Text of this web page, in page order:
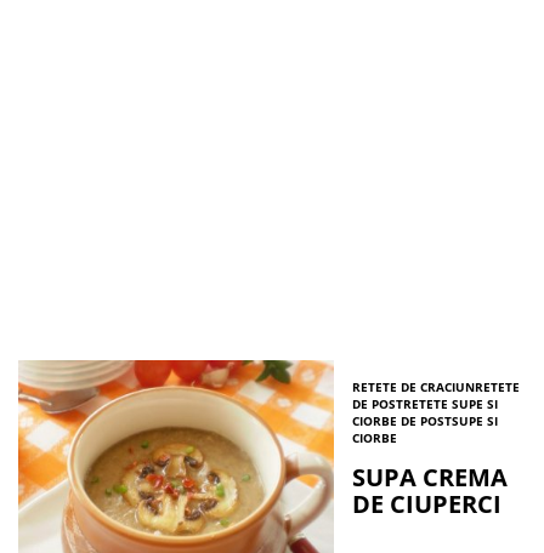
RETETE DE CRACIUNRETETE
DE POSTRETETE SUPE SI
CIORBE DE POSTSUPE SI
CIORBE
SUPA CREMA
DE CIUPERCI